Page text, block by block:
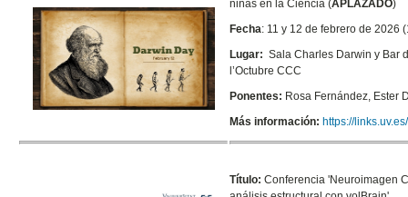
niñas en la Ciencia (APLAZADO)
Fecha: 11 y 12 de febrero de 2026
Lugar:Sala Charles Darwin y Bar
l’Octubre CCC
Ponentes: Rosa Fernández, Ester
Más información: https://
Título:Conferencia 'Neuroimagen